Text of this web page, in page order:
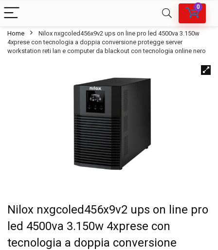
0
Home
Nilox nxgcoled456x9v2 ups on line pro led 4500va 3.150w
4xprese con tecnologia a doppia conversione protegge server
workstation reti lan e computer da blackout con tecnologia online nero
Nilox nxgcoled456x9v2 ups on line pro
led 4500va 3.150w 4xprese con
tecnologia a doppia conversione